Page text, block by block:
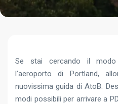
Se stai cercando il modo
l’aeroporto di Portland,
nuovissima guida di AtoB.
modi possibili per arrivare a